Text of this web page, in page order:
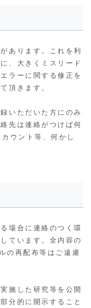
あります。これを利
、大きくミスリード
ラーに関する修正を
頂きます。
いただいた方にのみ
先は連絡がつけば何
ウント等、何かし
場合に連絡のつく環
ています。全内容の
の再配布等はご遠慮
施した研究等を公開
分的に開示すること